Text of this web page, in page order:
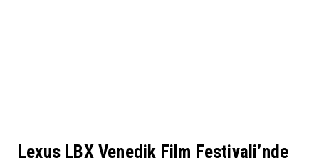
Lexus LBX Venedik Film Festivali’nde